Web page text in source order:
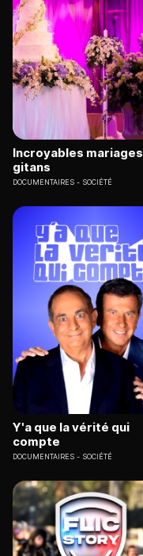
Incroyables mariages
gitans
DOCUMENTAIRES SOCIÉTÉ
Y'a que la vérité qui
compte
DOCUMENTAIRES SOCIÉTÉ